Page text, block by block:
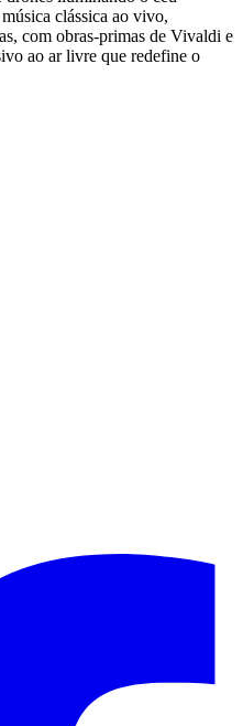
clássica ao vivo,
com obras-primas de Vivaldi e
ao ar livre que redefine o